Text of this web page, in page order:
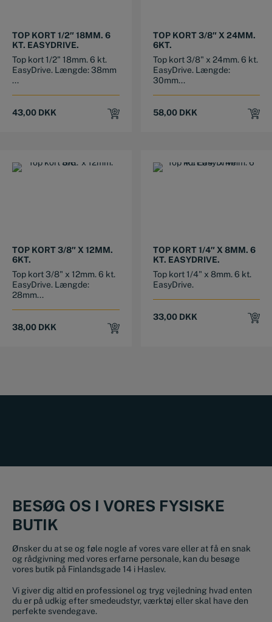
TOP KORT 1/2″ 18MM. 6
KT. EASYDRIVE.
Top kort 1/2" 18mm. 6 kt.
EasyDrive. Længde: 38mm
...
43,00 DKK
TOP KORT 3/8″ X 24MM.
6KT.
Top kort 3/8" x 24mm. 6 kt.
EasyDrive. Længde:
30mm...
58,00 DKK
TOP KORT 3/8″ X 12MM.
6KT.
Top kort 3/8" x 12mm. 6 kt.
EasyDrive. Længde:
28mm...
38,00 DKK
TOP KORT 1/4″ X 8MM. 6
KT. EASYDRIVE.
Top kort 1/4" x 8mm. 6 kt.
EasyDrive.
33,00 DKK
BESØG OS I VORES FYSISKE
BUTIK
Ønsker du at se og føle nogle af vores vare eller at få en snak
og rådgivning med vores erfarne personale, kan du besøge
vores butik på Finlandsgade 14 i Haslev.
Vi giver dig altid en professionel og tryg vejledning hvad enten
du er på udkig efter smedeudstyr, værktøj eller skal have den
perfekte svendegave.